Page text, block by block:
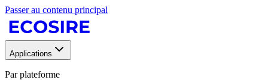
Passer au contenu principal
Applications
Par plateforme